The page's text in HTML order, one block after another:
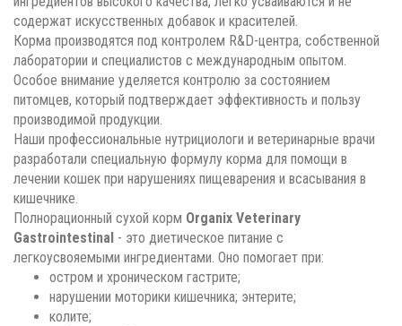
содержат искусственных добавок и красителей.
Корма производятся под контролем R&D-центра, собственной
лаборатории и специалистов с международным опытом.
Особое внимание уделяется контролю за состоянием
питомцев, который подтверждает эффективность и пользу
производимой продукции.
Наши профессиональные нутрициологи и ветеринарные врачи
разработали специальную формулу корма для помощи в
лечении кошек при нарушениях пищеварения и всасывания в
кишечнике.
Полнорационный сухой корм Organix Veterinary
Gastrointestinal - это диетическое питание с
легкоусвояемыми ингредиентами. Оно помогает при:
остром и хроническом гастрите;
нарушении моторики кишечника; энтерите;
колите;